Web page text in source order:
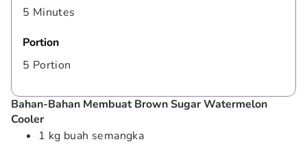
5 Minutes
Portion
5 Portion
Bahan-Bahan Membuat Brown Sugar Watermelon
Cooler
1 kg buah semangka